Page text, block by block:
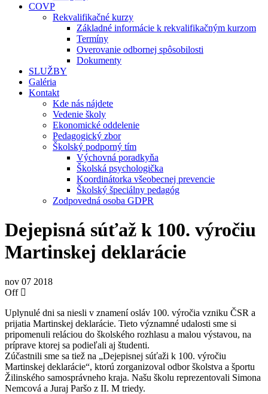
COVP
Rekvalifikačné kurzy
Základné informácie k rekvalifikačným kurzom
Termíny
Overovanie odbornej spôsobilosti
Dokumenty
SLUŽBY
Galéria
Kontakt
Kde nás nájdete
Vedenie školy
Ekonomické oddelenie
Pedagogický zbor
Školský podporný tím
Výchovná poradkyňa
Školská psychologička
Koordinátorka všeobecnej prevencie
Školský špeciálny pedagóg
Zodpovedná osoba GDPR
Dejepisná súťaž k 100. výročiu
Martinskej deklarácie
nov 07 2018
Off
Uplynulé dni sa niesli v znamení osláv 100. výročia vzniku ČSR a
prijatia Martinskej deklarácie. Tieto významné udalosti sme si
pripomenuli reláciou do školského rozhlasu a malou výstavou, na
príprave ktorej sa podieľali aj študenti.
Zúčastnili sme sa tiež na „Dejepisnej súťaži k 100. výročiu
Martinskej deklarácie“, ktorú zorganizoval odbor školstva a športu
Žilinského samosprávneho kraja. Našu školu reprezentovali Simona
Nemcová a Juraj Paršo z II. M triedy.